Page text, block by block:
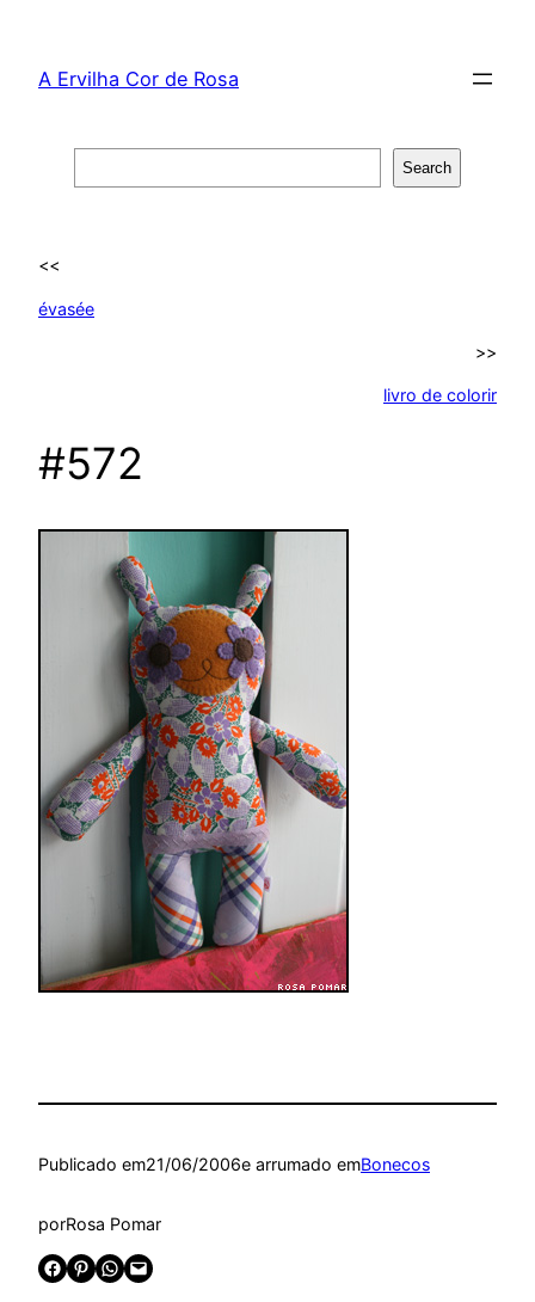
content
A Ervilha Cor de Rosa
Search
<<
évasée
>>
livro de colorir
#572
Publicado em21/06/2006e arrumado emBonecos
porRosa Pomar
Share on Facebook Share on Pinterest Share on WhatsApp Email this Page